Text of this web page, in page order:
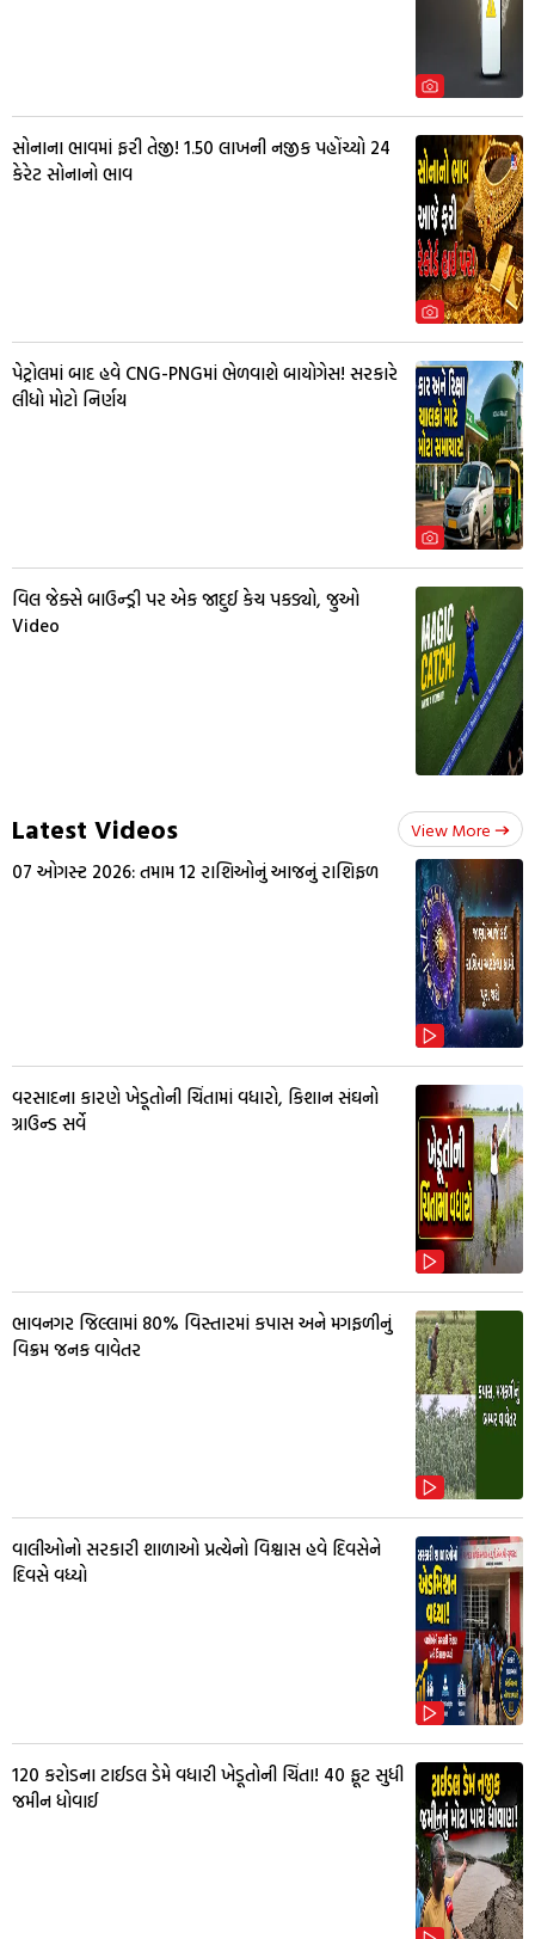
સોનાના ભાવમાં ફરી તેજી! ₹1.50 લાખની નજીક પહોંચ્યો 24
કેરેટ સોનાનો ભાવ
પેટ્રોલમાં બાદ હવે CNG-PNGમાં ભેળવાશે બાયોગેસ! સરકારે
લીધો મોટો નિર્ણય
વિલ જેક્સે બાઉન્ડ્રી પર એક જાદુઈ કેચ પકડ્યો, જુઓ
Video
Latest Videos View More
07 ઓગસ્ટ 2026: તમામ 12 રાશિઓનું આજનું રાશિફળ
વરસાદના કારણે ખેડૂતોની ચિંતામાં વધારો, કિશાન સંઘનો
ગ્રાઉન્ડ સર્વે
ભાવનગર જિલ્લામાં 80% વિસ્તારમાં કપાસ અને મગફળીનું
વિક્રમ જનક વાવેતર
વાલીઓનો સરકારી શાળાઓ પ્રત્યેનો વિશ્વાસ હવે દિવસેને
દિવસે વધ્યો
₹120 કરોડના ટાઈડલ ડેમે વધારી ખેડૂતોની ચિંતા! 40 ફૂટ સુધી
જમીન ધોવાઈ